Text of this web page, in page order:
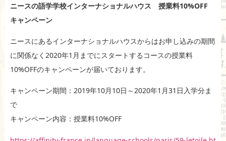
ニースの語学学校インターナショナルハウス 授業料10%OFF
キャンペーン
ニースにあるインターナショナルハウスからはお申し込みの期間
に関係なく2020年1月までにスタートするコースの授業料
10%OFFのキャンペーンが届いております。
キャンペーン期間：2019年10月10日～2020年1月31日入学分ま
で
キャンペーン内容：授業料10%OFF